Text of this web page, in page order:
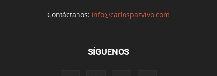
Contáctanos: info@carlospazvivo.com
SÍGUENOS